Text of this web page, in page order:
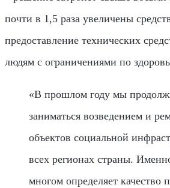
почти в 1,5 раза увеличены
предоставление технических
людям с ограничениями по
«В прошлом году мы
заниматься возведением и
объектов социальной
всех регионах страны.
многом определяет качество